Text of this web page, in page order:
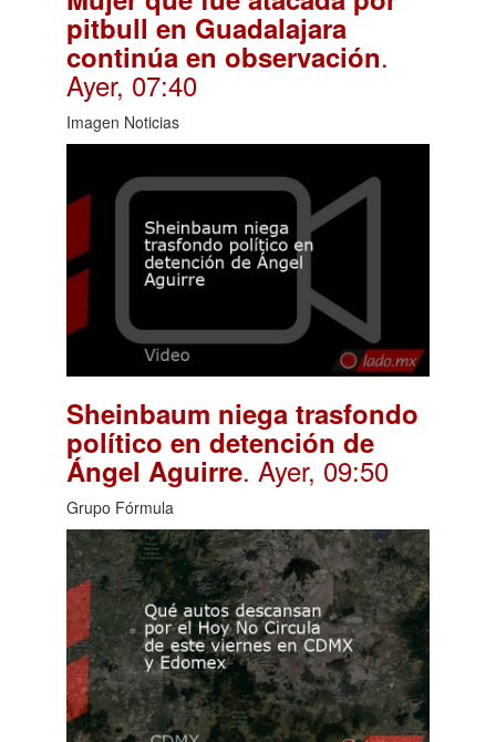
pitbull en Guadalajara
continúa en observación.
Ayer, 07:40
Imagen Noticias
Sheinbaum niega trasfondo
político en detención de
Ángel Aguirre. Ayer, 09:50
Grupo Fórmula